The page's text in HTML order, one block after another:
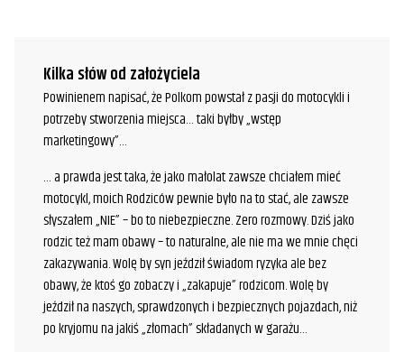
Kilka słów od założyciela
Powinienem napisać, że Polkom powstał z pasji do motocykli i
potrzeby stworzenia miejsca… taki byłby „wstęp
marketingowy”…
… a prawda jest taka, że jako małolat zawsze chciałem mieć
motocykl, moich Rodziców pewnie było na to stać, ale zawsze
słyszałem „NIE” – bo to niebezpieczne. Zero rozmowy. Dziś jako
rodzic też mam obawy – to naturalne, ale nie ma we mnie chęci
zakazywania. Wolę by syn jeździł świadom ryzyka ale bez
obawy, że ktoś go zobaczy i „zakapuje” rodzicom. Wolę by
jeździł na naszych, sprawdzonych i bezpiecznych pojazdach, niż
po kryjomu na jakiś „złomach” składanych w garażu…